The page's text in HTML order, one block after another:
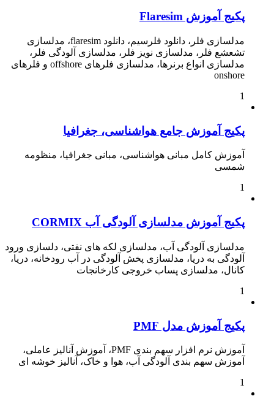
پکیج آموزش Flaresim
مدلسازی فلر، دانلود فلرسیم، دانلود flaresim، مدلسازی
تشعشع فلر، مدلسازی نویز فلر، مدلسازی آلودگی فلر،
مدلسازی انواع برنرها، مدلسازی فلرهای offshore و فلرهای
onshore
1
پکیج آموزش جامع هواشناسی، جغرافیا
آموزش کامل مبانی هواشناسی، مبانی جغرافیا، منظومه
شمسی
1
پکیج آموزش مدلسازی آلودگی آب CORMIX
مدلسازی آلودگی آب، مدلسازی لکه های نفتی، دلسازی ورود
آلودگی به دریا، مدلسازی پخش آلودگی در آب رودخانه، دریا،
کانال، مدلسازی پساب خروجی کارخانجات
1
پکیج آموزش مدل PMF
آموزش نرم افزار سهم بندی PMF، آموزش آنالیز عاملی،
آموزش سهم بندی آلودگی آب، هوا و خاک، آنالیز خوشه ای
1